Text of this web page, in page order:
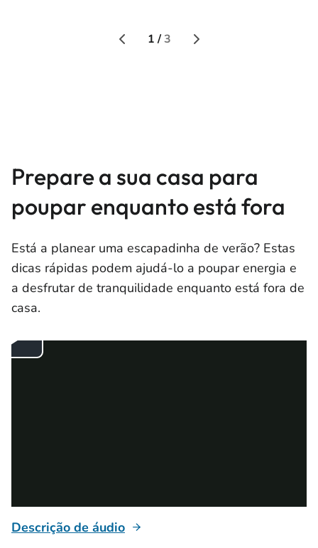
1 /3
Descrição de áudio
Prepare a sua casa para
poupar enquanto está fora
Está a planear uma escapadinha de verão? Estas
dicas rápidas podem ajudá-lo a poupar energia e
a desfrutar de tranquilidade enquanto está fora de
casa.